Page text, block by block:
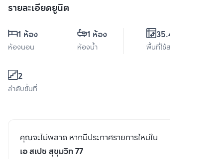
รายละเอียดยูนิต
1 ห้อง
ห้องนอน
1 ห้อง
ห้องน้ำ
35.47 ตร.ม.
พื้นที่ใช้สอย
2
ลำดับชั้นที่
คุณจะไม่พลาด หากมีประกาศรายการใหม่ใน
เอ สเปซ สุขุมวิท 77